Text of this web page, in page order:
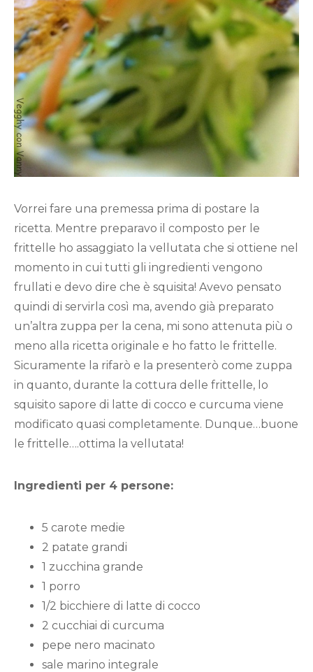
Vorrei fare una premessa prima di postare la
ricetta. Mentre preparavo il composto per le
frittelle ho assaggiato la vellutata che si ottiene nel
momento in cui tutti gli ingredienti vengono
frullati e devo dire che è squisita! Avevo pensato
quindi di servirla così ma, avendo già preparato
un’altra zuppa per la cena, mi sono attenuta più o
meno alla ricetta originale e ho fatto le frittelle.
Sicuramente la rifarò e la presenterò come zuppa
in quanto, durante la cottura delle frittelle, lo
squisito sapore di latte di cocco e curcuma viene
modificato quasi completamente. Dunque…buone
le frittelle….ottima la vellutata!
Ingredienti per 4 persone:
5 carote medie
2 patate grandi
1 zucchina grande
1 porro
1/2 bicchiere di latte di cocco
2 cucchiai di curcuma
pepe nero macinato
sale marino integrale